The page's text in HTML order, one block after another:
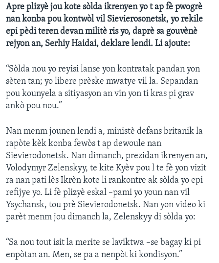
Apre plizyè jou kote sòlda ikrenyen yo t ap fè pwogrè
nan konba pou kontwòl vil Sievierosonetsk, yo rekile
epi pèdi teren devan militè ris yo, daprè sa gouvènè
rejyon an, Serhiy Haidai, deklare lendi. Li ajoute:
“Sòlda nou yo reyisi lanse yon kontratak pandan yon
sèten tan; yo libere prèske mwatye vil la. Sepandan
pou kounyela a sitiyasyon an vin yon ti kras pi grav
ankò pou nou.”
Nan menm jounen lendi a, ministè defans britanik la
rapòte kèk konba fewòs t ap dewoule nan
Sievierodonetsk. Nan dimanch, prezidan ikrenyen an,
Volodymyr Zelenskyy, te kite Kyèv pou l te fè yon vizit
ra nan pati lès Ikrèn kote li rankontre ak sòlda yo epi
refijye yo. Li fè plizyè eskal –pami yo youn nan vil
Ysychansk, tou prè Sievierodonetsk. Nan yon video ki
parèt menm jou dimanch la, Zelenskyy di sòlda yo:
“Sa nou tout isit la merite se laviktwa –se bagay ki pi
enpòtan an. Men, se pa a nenpòt ki kondisyon.”